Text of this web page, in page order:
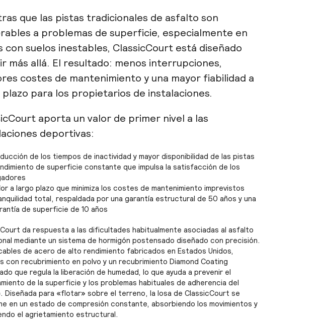
que las pistas tradicionales de asfalto son
a problemas de superficie, especialmente en
con suelos inestables, ClassicCourt está diseñado
más allá. El resultado: menos interrupciones,
costes de mantenimiento y una mayor fiabilidad a
plazo para los propietarios de instalaciones.
aporta un valor de primer nivel a las
deportivas:
de los tiempos de inactividad y mayor disponibilidad de las pistas
de superficie constante que impulsa la satisfacción de los
a largo plazo que minimiza los costes de mantenimiento imprevistos
total, respaldada por una garantía estructural de 50 años y una
de superficie de 10 años
da respuesta a las dificultades habitualmente asociadas al asfalto
mediante un sistema de hormigón postensado diseñado con precisión.
de acero de alto rendimiento fabricados en Estados Unidos,
con recubrimiento en polvo y un recubrimiento Diamond Coating
que regula la liberación de humedad, lo que ayuda a prevenir el
de la superficie y los problemas habituales de adherencia del
Diseñada para «flotar» sobre el terreno, la losa de ClassicCourt se
en un estado de compresión constante, absorbiendo los movimientos y
el agrietamiento estructural.